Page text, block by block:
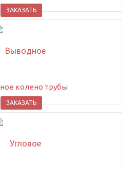
ЗАКАЗАТЬ
колено трубы
ЗАКАЗАТЬ